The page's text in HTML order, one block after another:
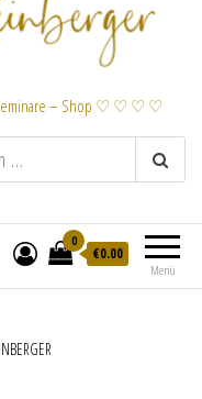
– Shop ♡ ♡ ♡ ♡
Menü
0
€0.00